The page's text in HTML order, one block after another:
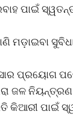
ପାଇଁ
ମଡ଼ାଇବା
ପ୍ରୟୋଗ
ଜଳ ନିୟନ୍ତ୍ରଣ
ପାଇଁ